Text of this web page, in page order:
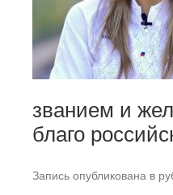
званием и
благо
Запись опубликована в